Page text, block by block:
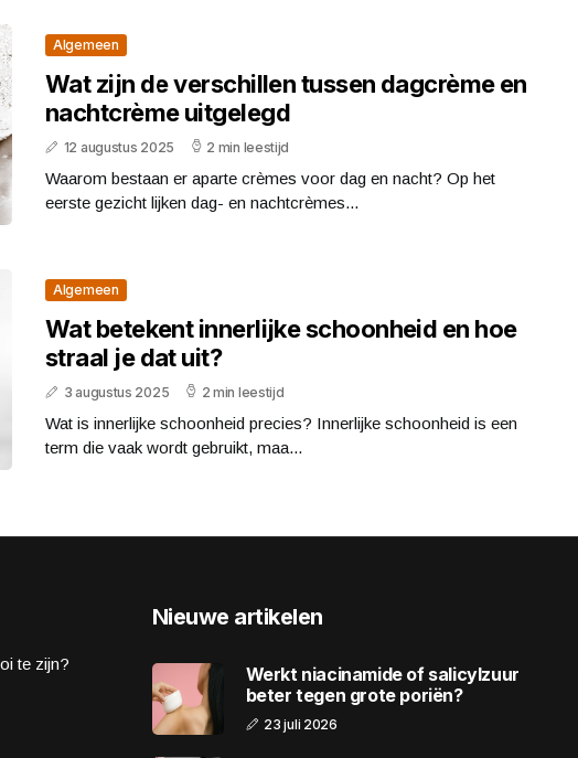
Algemeen
Wat zijn de verschillen tussen dagcrème en
nachtcrème uitgelegd
12 augustus 2025 2 min leestijd
Waarom bestaan er aparte crèmes voor dag en nacht? Op het
eerste gezicht lijken dag- en nachtcrèmes...
Algemeen
Wat betekent innerlijke schoonheid en hoe
straal je dat uit?
3 augustus 2025 2 min leestijd
Wat is innerlijke schoonheid precies? Innerlijke schoonheid is een
term die vaak wordt gebruikt, maa...
te zijn?
Nieuwe artikelen
Werkt niacinamide of salicylzuur
beter tegen grote poriën?
23 juli 2026